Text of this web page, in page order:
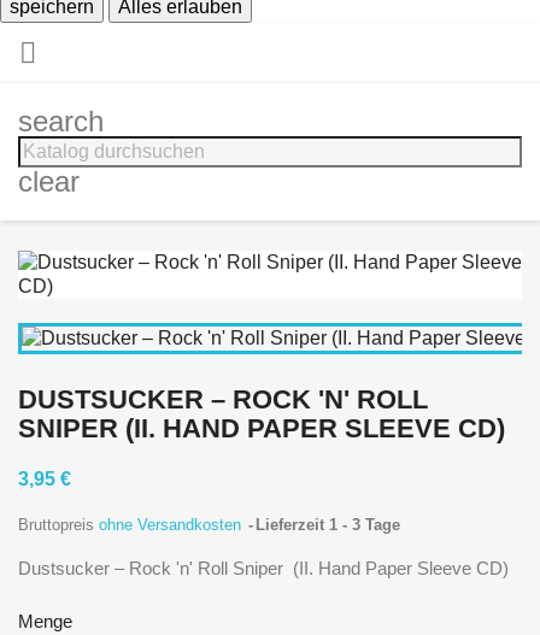
speichern
Alles erlauben

search
clear
DUSTSUCKER ‎– ROCK 'N' ROLL
SNIPER (II. HAND PAPER SLEEVE CD)
3,95 €
Bruttopreis ohne Versandkosten Lieferzeit 1 - 3 Tage
Dustsucker ‎– Rock 'n' Roll Sniper (II. Hand Paper Sleeve CD)
Menge